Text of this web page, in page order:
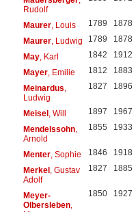
Rudolf
Maurer, Louis 1789 1878
Maurer, Ludwig 1789 1878
May, Karl 1842 1912
Mayer, Emilie 1812 1883
Meinardus
Ludwig
1827 1896
Meisel, Will 1897 1967
Mendelssohn,
Arnold
1855 1933
Menter, Sophie 1846 1918
Merkel, Gustav
Adolf
1827 1885
Meyer-
Olbersleben,
1850 1927